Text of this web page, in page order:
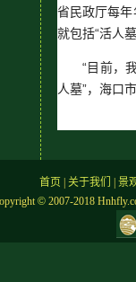
省民政厅每
就包括“活人墓
“目前，
人墓”，海口
首页 关于我们 景
© 2007-2018